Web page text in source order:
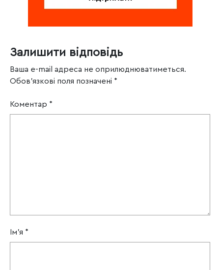
Залишити відповідь
Ваша e-mail адреса не оприлюднюватиметься.
Обов’язкові поля позначені *
Коментар *
Ім'я *